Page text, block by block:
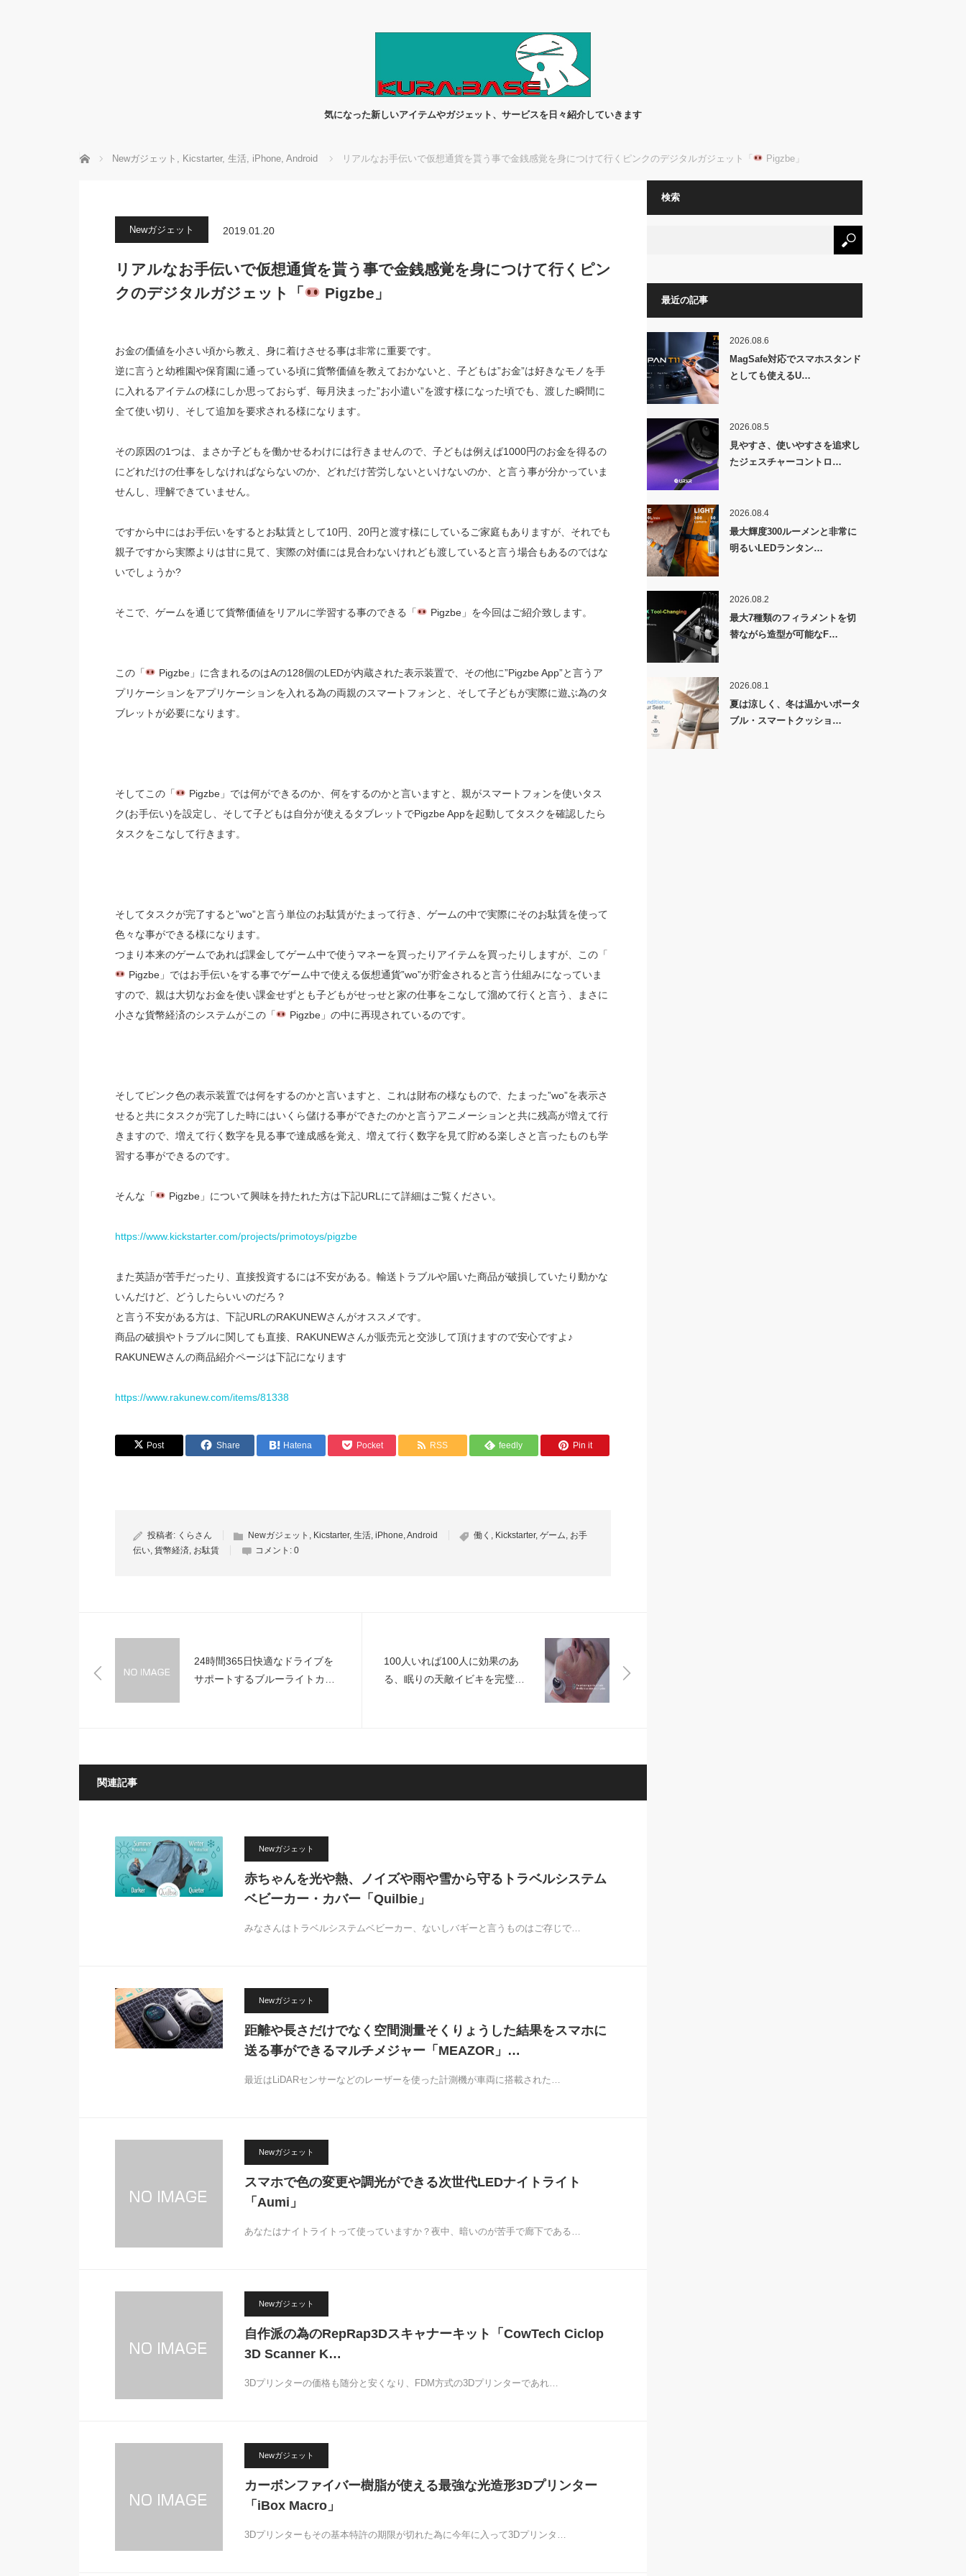
気になった新しいアイテムやガジェット、サービスを日々紹介していきます
ホーム Newガジェット , Kicstarter, 生活, iPhone, Android リアルなお手伝いで仮想通貨を貰う事で金銭感覚を身につけて行くピンクのデジタルガジェット「 Pigzbe」
Newガジェット 2019.01.20
リアルなお手伝いで仮想通貨を貰う事で金銭感覚を身につけて行くピン
クのデジタルガジェット「
Pigzbe」
お金の価値を小さい頃から教え、身に着けさせる事は非常に重要です。
逆に言うと幼稚園や保育園に通っている頃に貨幣価値を教えておかないと、子どもは”お金”は好きなモノを手
に入れるアイテムの様にしか思っておらず、毎月決まった”お小遣い”を渡す様になった頃でも、渡した瞬間に
全て使い切り、そして追加を要求される様になります。
その原因の1つは、まさか子どもを働かせるわけには行きませんので、子どもは例えば1000円のお金を得るの
にどれだけの仕事をしなければならないのか、どれだけ苦労しないといけないのか、と言う事が分かっていま
せんし、理解できていません。
ですから中にはお手伝いをするとお駄賃として10円、20円と渡す様にしているご家庭もありますが、それでも
親子ですから実際よりは甘に見て、実際の対価には見合わないけれども渡していると言う場合もあるのではな
いでしょうか?
そこで、ゲームを通じて貨幣価値をリアルに学習する事のできる「 Pigzbe」を今回はご紹介致します。
この「
Pigzbe」に含まれるのはAの128個のLEDが内蔵された表示装置で、その他に”Pigzbe App”と言うア
プリケーションをアプリケーションを入れる為の両親のスマートフォンと、そして子どもが実際に遊ぶ為のタ
ブレットが必要になります。
そしてこの「
Pigzbe」では何ができるのか、何をするのかと言いますと、親がスマートフォンを使いタス
ク(お手伝い)を設定し、そして子どもは自分が使えるタブレットでPigzbe Appを起動してタスクを確認したら
タスクをこなして行きます。
そしてタスクが完了すると”wo”と言う単位のお駄賃がたまって行き、ゲームの中で実際にそのお駄賃を使って
色々な事ができる様になります。
つまり本来のゲームであれば課金してゲーム中で使うマネーを買ったりアイテムを買ったりしますが、この「
Pigzbe」ではお手伝いをする事でゲーム中で使える仮想通貨”wo”が貯金されると言う仕組みになっていま
すので、親は大切なお金を使い課金せずとも子どもがせっせと家の仕事をこなして溜めて行くと言う、まさに
小さな貨幣経済のシステムがこの「
Pigzbe」の中に再現されているのです。
そしてピンク色の表示装置では何をするのかと言いますと、これは財布の様なもので、たまった”wo”を表示さ
せると共にタスクが完了した時にはいくら儲ける事ができたのかと言うアニメーションと共に残高が増えて行
きますので、増えて行く数字を見る事で達成感を覚え、増えて行く数字を見て貯める楽しさと言ったものも学
習する事ができるのです。
そんな「 Pigzbe」について興味を持たれた方は下記URLにて詳細はご覧ください。
https://www.kickstarter.com/projects/primotoys/pigzbe
また英語が苦手だったり、直接投資するには不安がある。輸送トラブルや届いた商品が破損していたり動かな
いんだけど、どうしたらいいのだろ？
と言う不安がある方は、下記URLのRAKUNEWさんがオススメです。
商品の破損やトラブルに関しても直接、RAKUNEWさんが販売元と交渉して頂けますので安心ですよ♪
RAKUNEWさんの商品紹介ページは下記になります
https://www.rakunew.com/items/81338
Post Share Hatena Pocket RSS feedly Pin it
投稿者: くらさん Newガジェット , Kicstarter, 生活, iPhone,Android 働く , Kickstarter, ゲーム, お手
伝い, 貨幣経済, お駄賃 コメント: 0
24時間365日快適なドライブを
サポートするブルーライトカッ
100人いれば100人に効果のあ
る、眠りの天敵イビキを完璧に
関連記事
Newガジェット
赤ちゃんを光や熱、ノイズや雨や雪から守るトラベルシステム
ベビーカー・カバー「Quilbie」
みなさんはトラベルシステムベビーカー、ないしバギーと言うものはご存じで…
Newガジェット
距離や長さだけでなく空間測量そくりょうした結果をスマホに
送る事ができるマルチメジャー「MEAZOR」…
最近はLiDARセンサーなどのレーザーを使った計測機が車両に搭載された…
Newガジェット
スマホで色の変更や調光ができる次世代LEDナイトライト
「Aumi」
あなたはナイトライトって使っていますか？夜中、暗いのが苦手で廊下である…
Newガジェット
自作派の為のRepRap3Dスキャナーキット「CowTech Ciclop
3D Scanner K…
3Dプリンターの価格も随分と安くなり、FDM方式の3Dプリンターであれ…
Newガジェット
カーボンファイバー樹脂が使える最強な光造形3Dプリンター
「iBox Macro」
3Dプリンターもその基本特許の期限が切れた為に今年に入って3Dプリンタ…
検索
最近の記事
2026.08.6
MagSafe対応でスマホスタンド
としても使えるU…
2026.08.5
見やすさ、使いやすさを追求し
たジェスチャーコントロ…
2026.08.4
最大輝度300ルーメンと非常に
明るいLEDランタン…
2026.08.2
最大7種類のフィラメントを切
替ながら造型が可能なF…
2026.08.1
夏は涼しく、冬は温かいポータ
ブル・スマートクッショ…